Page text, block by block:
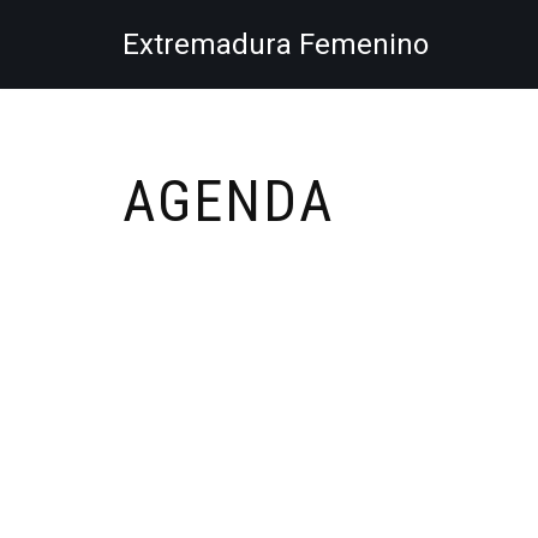
al
Extremadura Femenino
AGENDA